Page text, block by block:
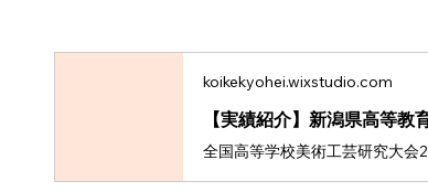
koikekyohei.wixstudio.com